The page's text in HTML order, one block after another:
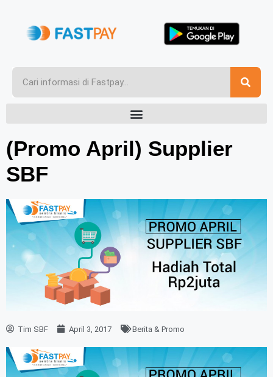
(Promo April) Supplier
SBF
Tim SBF April 3, 2017 Berita & Promo